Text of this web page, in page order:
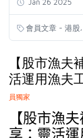
Jan 26 2025
會員文章 - 港股,
【股市漁
活運用漁夫
員獨家
【股市漁
享：靈活